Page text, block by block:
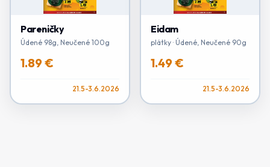
Pareničky
Údené 98g, Neučené 100g
1.89 €
21.5-3.6.2026
Eidam
plátky · Údené, Neučené 90g
1.49 €
21.5-3.6.2026